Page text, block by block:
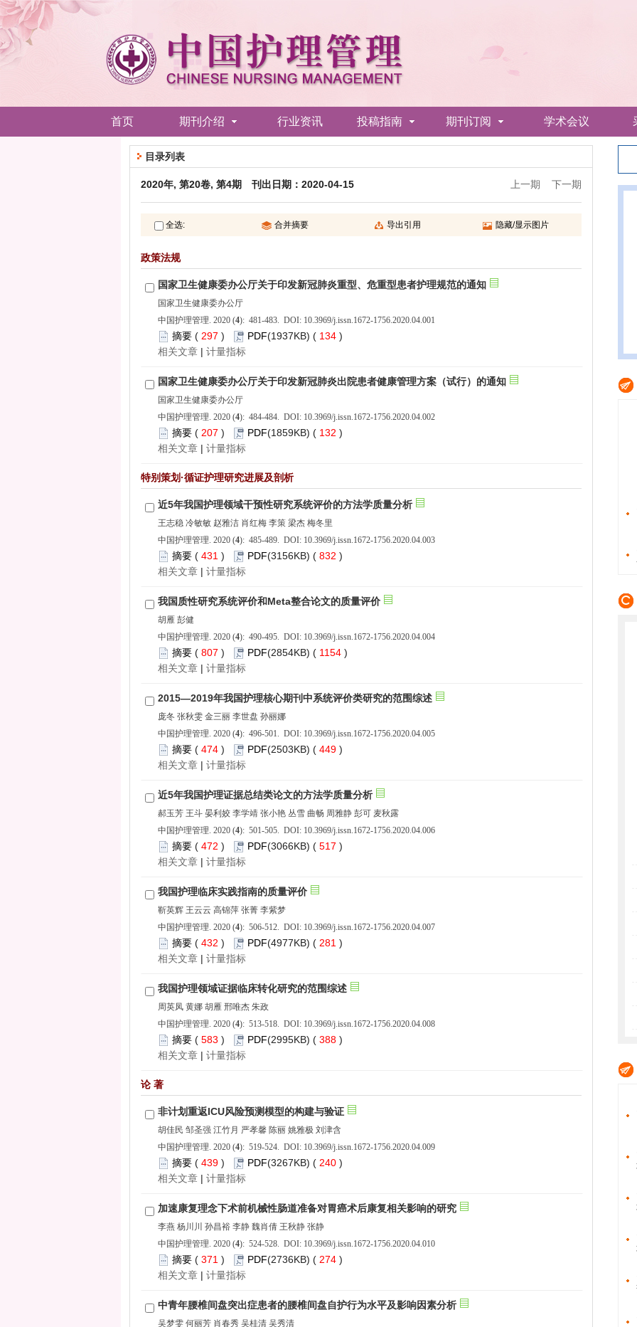
): 481-483. DOI: 10.3969/j.issn.1672-1756.2020.04.001
297 ) 134 )
|
): 484-484. DOI: 10.3969/j.issn.1672-1756.2020.04.002
207 ) 132 )
|
): 485-489. DOI: 10.3969/j.issn.1672-1756.2020.04.003
431 ) 832 )
|
): 490-495. DOI: 10.3969/j.issn.1672-1756.2020.04.004
807 ) 1154 )
|
): 496-501. DOI: 10.3969/j.issn.1672-1756.2020.04.005
474 ) 449 )
|
): 501-505. DOI: 10.3969/j.issn.1672-1756.2020.04.006
472 ) 517 )
|
): 506-512. DOI: 10.3969/j.issn.1672-1756.2020.04.007
432 ) 281 )
|
): 513-518. DOI: 10.3969/j.issn.1672-1756.2020.04.008
583 ) 388 )
|
): 519-524. DOI: 10.3969/j.issn.1672-1756.2020.04.009
439 ) 240 )
|
): 524-528. DOI: 10.3969/j.issn.1672-1756.2020.04.010
371 ) 274 )
|